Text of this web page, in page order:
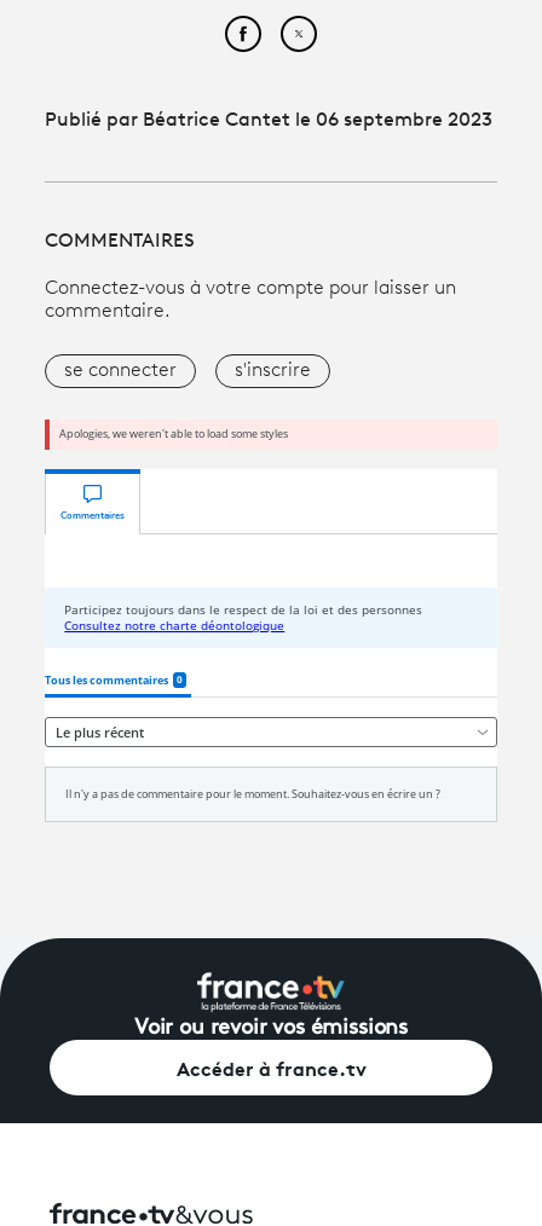
Partager cet article sur
Partager cet article sur
Publié par Béatrice Cantet le 06 septembre 2023
COMMENTAIRES
Connectez-vous à votre compte pour laisser un
commentaire.
se connecter s'inscrire
Voir ou revoir vos émissions
Accéder à france.tv